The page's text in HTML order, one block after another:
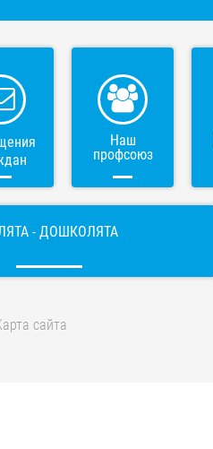
Наш
профсоюз
- ДОШКОЛЯТА
сайта